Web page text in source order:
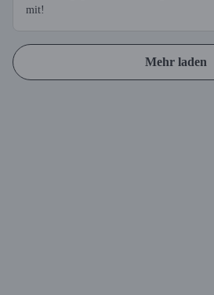
mit!
Mehr laden